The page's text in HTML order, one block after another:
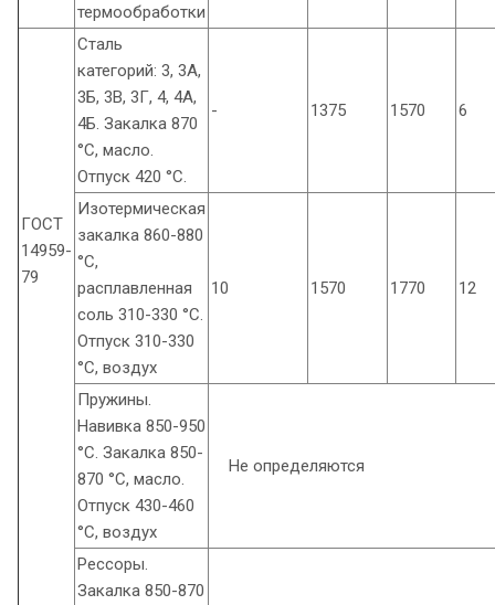
термообработки
ГОСТ
14959-
79
Сталь
категорий: 3, 3А,
3Б, 3В, 3Г, 4, 4А,
4Б. Закалка 870
°С, масло.
Отпуск 420 °С.
- 1375 1570 6
Изотермическая
закалка 860-880
°С,
расплавленная
соль 310-330 °С.
Отпуск 310-330
°С, воздух
10 1570 1770 12
Пружины.
Навивка 850-950
°С. Закалка 850-
870 °С, масло.
Отпуск 430-460
°С, воздух
Не определяются
Рессоры.
Закалка 850-870